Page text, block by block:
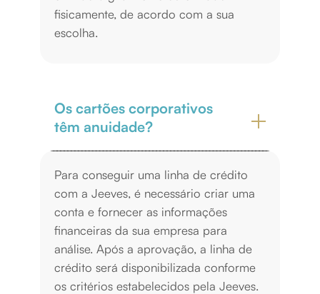
fisicamente, de acordo com a sua
escolha.
Os cartões corporativos
têm anuidade?
Para conseguir uma linha de crédito
com a Jeeves, é necessário criar uma
conta e fornecer as informações
financeiras da sua empresa para
análise. Após a aprovação, a linha de
crédito será disponibilizada conforme
os critérios estabelecidos pela Jeeves.